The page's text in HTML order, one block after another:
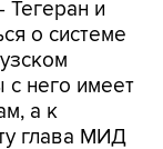
него имеет
а к
глава МИД